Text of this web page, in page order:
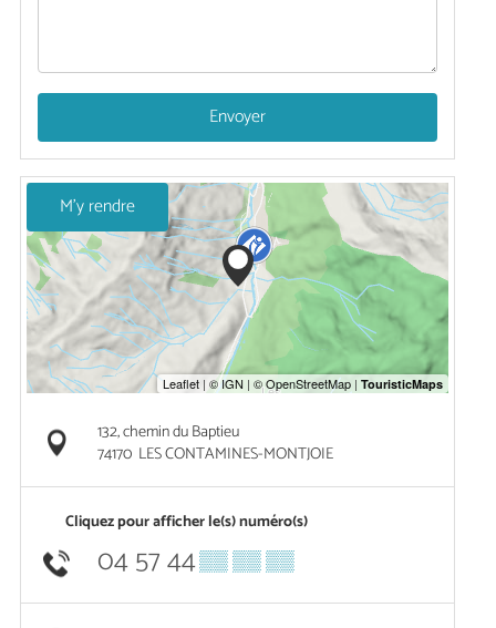
Envoyer
M'y rendre
132, chemin du Baptieu
74170 LES CONTAMINES-MONTJOIE
Cliquez pour afficher le(s) numéro(s)
04 57 44▒▒ ▒▒ ▒▒